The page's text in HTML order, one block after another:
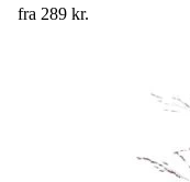
fra 289 kr.